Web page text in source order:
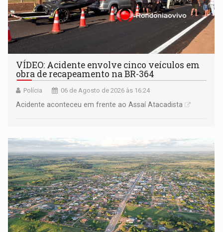
VÍDEO: Acidente envolve cinco veículos em
obra de recapeamento na BR-364
Polícia 06 de Agosto de 2026 às 16:24
Acidente aconteceu em frente ao Assaí Atacadista